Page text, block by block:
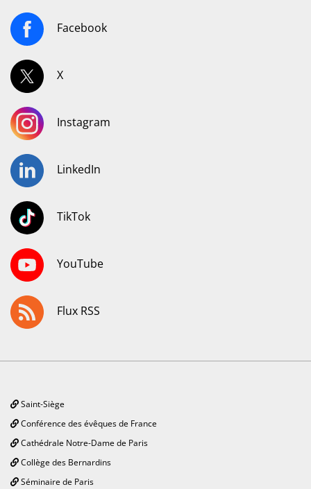
Facebook
X
Instagram
LinkedIn
TikTok
YouTube
Flux RSS
Saint-Siège
Conférence des évêques de France
Cathédrale Notre-Dame de Paris
Collège des Bernardins
Séminaire de Paris